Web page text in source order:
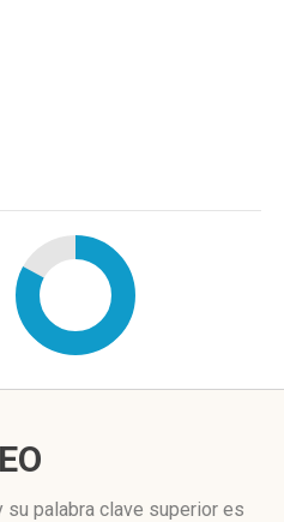
su palabra clave superior es